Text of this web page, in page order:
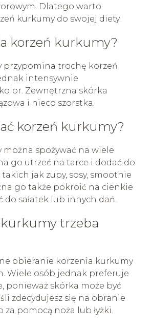
Dlatego warto
kurkumy do swojej diety.
korzeń kurkumy?
przypomina trochę korzeń
intensywnie
Zewnętrzna skórka
i nieco szorstka.
korzeń kurkumy?
można spożywać na wiele
go utrzeć na tarce i dodać do
jak zupy, sosy, smoothie
go także pokroić na cienkie
do sałatek lub innych dań.
kurkumy trzeba
obieranie korzenia kurkumy
Wiele osób jednak preferuje
ponieważ skórka może być
zdecydujesz się na obranie
za pomocą noża lub łyżki.